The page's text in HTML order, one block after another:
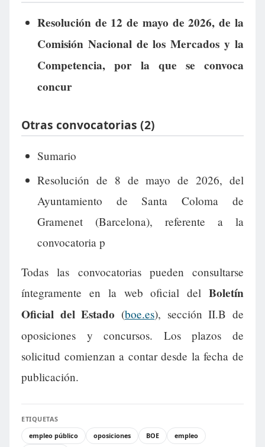
Resolución de 12 de mayo de 2026, de la
Comisión Nacional de los Mercados y la
Competencia, por la que se convoca
concur
Otras convocatorias (2)
Sumario
Resolución de 8 de mayo de 2026, del
Ayuntamiento de Santa Coloma de
Gramenet (Barcelona), referente a la
convocatoria p
Todas las convocatorias pueden consultarse
íntegramente en la web oficial del Boletín
Oficial del Estado (boe.es), sección II.B de
oposiciones y concursos. Los plazos de
solicitud comienzan a contar desde la fecha de
publicación.
ETIQUETAS
empleo público
oposiciones BOE
empleo